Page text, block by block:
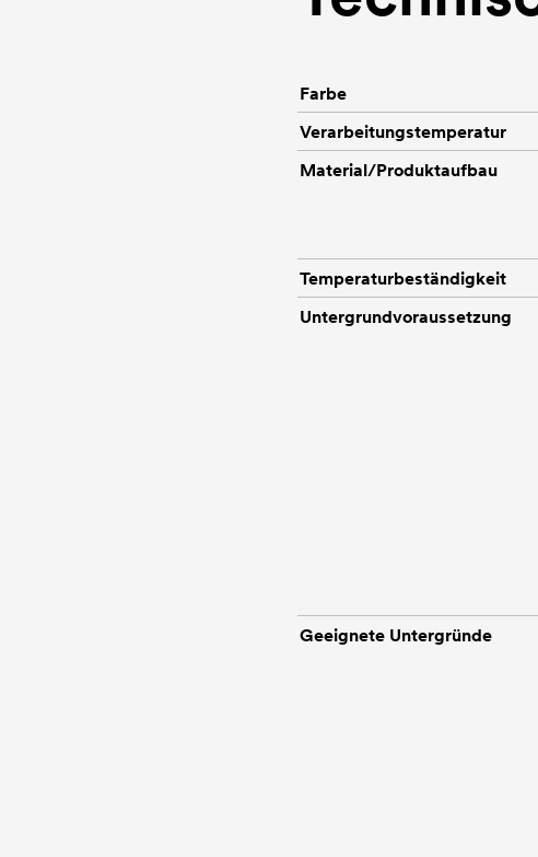
Farbe
Verarbeitungstemperatur
Material/Produktaufbau
Temperaturbeständigkeit
Untergrundvoraussetzung
Geeignete Untergründe